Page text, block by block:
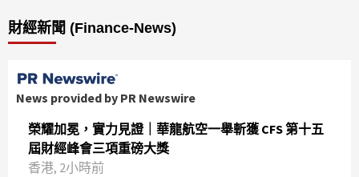
財經新聞 (Finance-News)
News provided by PR Newswire
榮耀加冕，實力見證｜華龍航空一舉斬獲 CFS 第十五
屆財經峰會三項重磅大獎
香港, 2小時前